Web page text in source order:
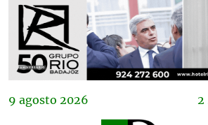
9 agosto 2026 2